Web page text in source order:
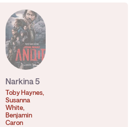
Narkina 5
Toby Haynes,
Susanna
White,
Benjamin
Caron